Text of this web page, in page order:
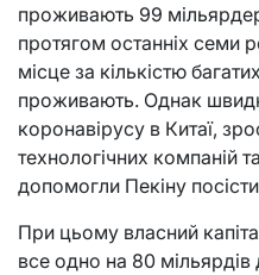
проживають 99
протягом останніх семи
місце за кількістю
проживають. Однак
коронавірусу в Китаї,
технологічних компаній
допомогли Пекіну
При цьому власний
все одно на 80 мільярдів